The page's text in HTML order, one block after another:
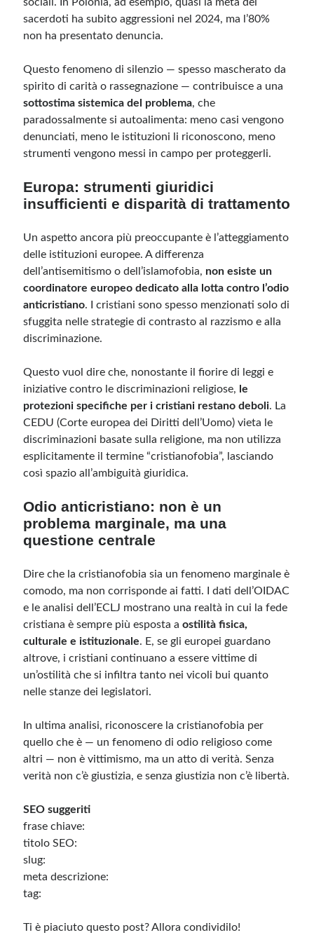
sacerdoti ha subito aggressioni nel 2024, ma l’80%
non ha presentato denuncia.
Questo fenomeno di silenzio — spesso mascherato da
spirito di carità o rassegnazione — contribuisce a una
sottostima sistemica del problema, che
paradossalmente si autoalimenta: meno casi vengono
denunciati, meno le istituzioni li riconoscono, meno
strumenti vengono messi in campo per proteggerli.
Europa: strumenti giuridici
insufficienti e disparità di trattamento
Un aspetto ancora più preoccupante è l’atteggiamento
delle istituzioni europee. A differenza
dell’antisemitismo o dell’islamofobia, non esiste un
coordinatore europeo dedicato alla lotta contro l’odio
anticristiano. I cristiani sono spesso menzionati solo di
sfuggita nelle strategie di contrasto al razzismo e alla
discriminazione.
Questo vuol dire che, nonostante il fiorire di leggi e
iniziative contro le discriminazioni religiose, le
protezioni specifiche per i cristiani restano deboli. La
CEDU (Corte europea dei Diritti dell’Uomo) vieta le
discriminazioni basate sulla religione, ma non utilizza
esplicitamente il termine “cristianofobia”, lasciando
così spazio all’ambiguità giuridica.
Odio anticristiano: non è un
problema marginale, ma una
questione centrale
Dire che la cristianofobia sia un fenomeno marginale è
comodo, ma non corrisponde ai fatti. I dati dell’OIDAC
e le analisi dell’ECLJ mostrano una realtà in cui la fede
cristiana è sempre più esposta aostilità fisica,
culturale e istituzionale. E, se gli europei guardano
altrove, i cristiani continuano a essere vittime di
un’ostilità che si infiltra tanto nei vicoli bui quanto
nelle stanze dei legislatori.
In ultima analisi, riconoscere la cristianofobia per
quello che è — un fenomeno di odio religioso come
altri — non è vittimismo, ma un atto di verità. Senza
verità non c’è giustizia, e senza giustizia non c’è libertà.
SEO suggeriti
frase chiave:
titolo SEO:
slug:
meta descrizione:
tag:
Ti è piaciuto questo post? Allora condividilo!